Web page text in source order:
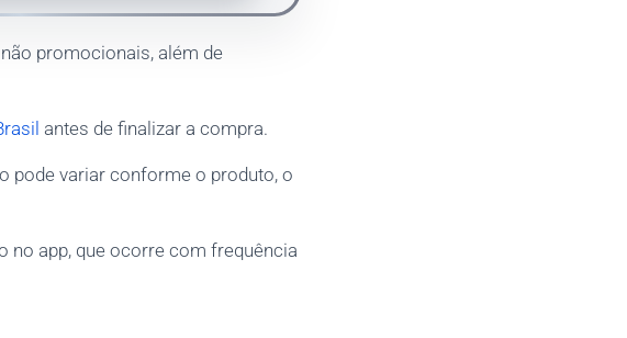
promocionais, além de
antes de finalizar a compra.
pode variar conforme o produto, o
no app, que ocorre com frequência